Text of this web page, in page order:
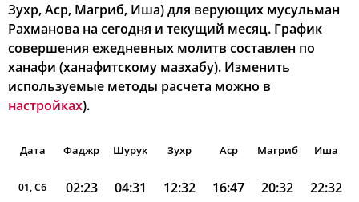
Зухр, Аср, Магриб, Иша) для верующих мусульман
Рахманова на сегодня и текущий месяц. График
совершения ежедневных молитв составлен по
ханафи (ханафитскому мазхабу). Изменить
используемые методы расчета можно в
настройках).
Дата Фаджр Шурук Зухр Аср Магриб Иша
01, Сб 02:23 04:31 12:32 16:47 20:32 22:32